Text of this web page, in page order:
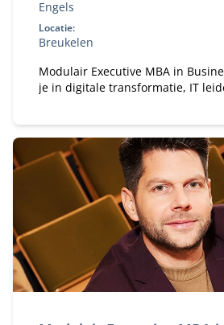
Engels
Locatie:
Breukelen
Modulair Executive MBA in
je in digitale transformatie, IT